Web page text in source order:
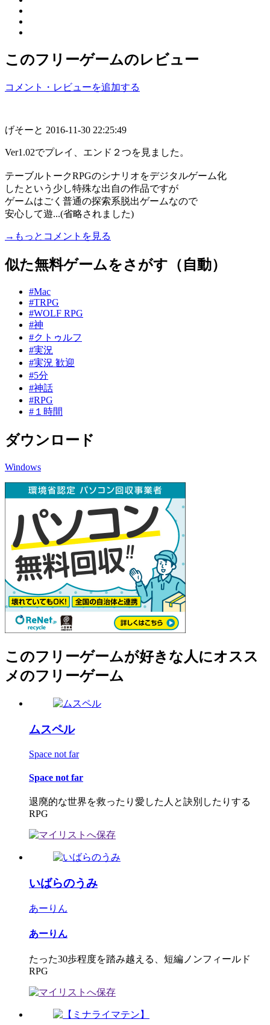
このフリーゲームのレビュー
コメント・レビューを追加する
げそーと 2016-11-30 22:25:49
Ver1.02でプレイ、エンド２つを見ました。
テーブルトークRPGのシナリオをデジタルゲーム化
したという少し特殊な出自の作品ですが
ゲームはごく普通の探索系脱出ゲームなので
安心して遊...(省略されました)
→もっとコメントを見る
似た無料ゲームをさがす（自動）
#Mac
#TRPG
#WOLF RPG
#神
#クトゥルフ
#実況
#実況 歓迎
#5分
#神話
#RPG
#１時間
ダウンロード
Windows
このフリーゲームが好きな人にオスス
メのフリーゲーム
ムスペル
Space not far
Space not far
退廃的な世界を救ったり愛した人と訣別したりする
RPG
いばらのうみ
あーりん
あーりん
たった30歩程度を踏み越える、短編ノンフィールド
RPG